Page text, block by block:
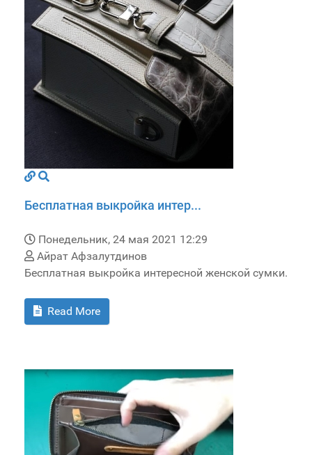
Бесплатная выкройка интер...
Понедельник, 24 мая 2021 12:29
Айрат Афзалутдинов
Бесплатная выкройка интересной женской сумки.
Read More